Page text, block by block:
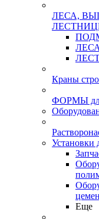
ЛЕСА,
Краны
ФОРМЫ для
Установки
Еще